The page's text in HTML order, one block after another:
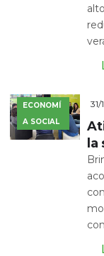
ECONOMÍ
A SOCIAL